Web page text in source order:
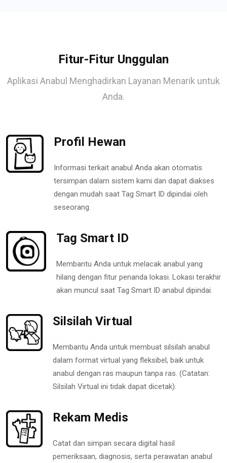
Fitur-Fitur Unggulan
Aplikasi Anabul Menghadirkan Layanan Menarik untuk
Anda.
Profil Hewan
Informasi terkait anabul Anda akan otomatis
tersimpan dalam sistem kami dan dapat diakses
dengan mudah saat Tag Smart ID dipindai oleh
seseorang.
Tag Smart ID
Membantu Anda untuk melacak anabul yang
hilang dengan fitur penanda lokasi. Lokasi terakhir
akan muncul saat Tag Smart ID anabul dipindai.
Silsilah Virtual
Membantu Anda untuk membuat silsilah anabul
dalam format virtual yang fleksibel, baik untuk
anabul dengan ras maupun tanpa ras. (Catatan:
Silsilah Virtual ini tidak dapat dicetak).
Rekam Medis
Catat dan simpan secara digital hasil
pemeriksaan, diagnosis, serta perawatan anabul